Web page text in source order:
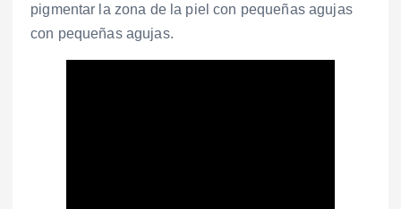
pigmentar la zona de la piel con pequeñas agujas
con pequeñas agujas.